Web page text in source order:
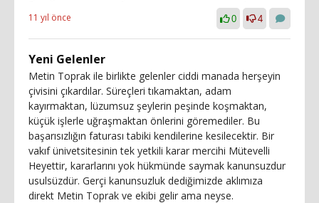
11 yıl önce 0 4
Yeni Gelenler
Metin Toprak ile birlikte gelenler ciddi manada herşeyin
çivisini çıkardılar. Süreçleri tıkamaktan, adam
kayırmaktan, lüzumsuz şeylerin peşinde koşmaktan,
küçük işlerle uğraşmaktan önlerini göremediler. Bu
başarısızlığın faturası tabiki kendilerine kesilecektir. Bir
vakıf ünivetsitesinin tek yetkili karar mercihi Mütevelli
Heyettir, kararlarını yok hükmünde saymak kanunsuzdur
usulsüzdür. Gerçi kanunsuzluk dediğimizde aklımıza
direkt Metin Toprak ve ekibi gelir ama neyse.